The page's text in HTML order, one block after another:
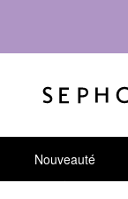
Nouveauté